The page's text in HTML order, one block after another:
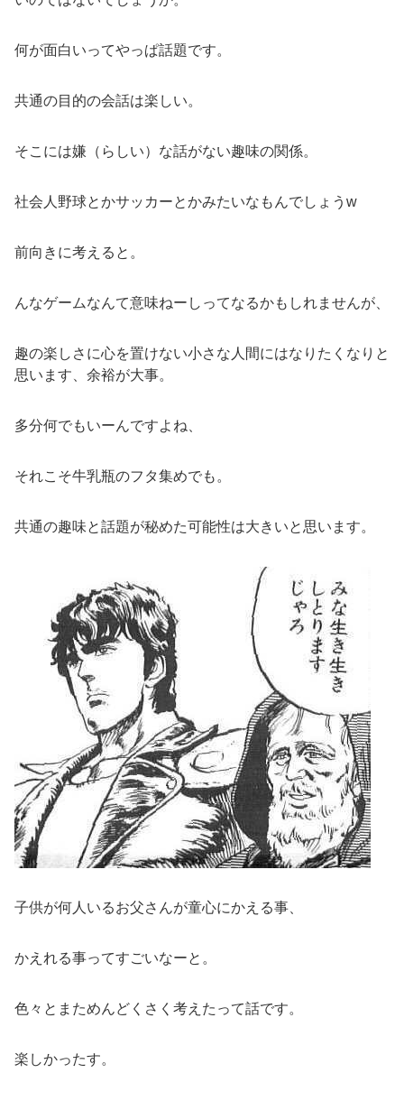
何が面白いってやっぱ話題です。
共通の目的の会話は楽しい。
そこには嫌（らしい）な話がない趣味の関係。
社会人野球とかサッカーとかみたいなもんでしょうw
前向きに考えると。
んなゲームなんて意味ねーしってなるかもしれませんが、
趣の楽しさに心を置けない小さな人間にはなりたくなりと
思います、余裕が大事。
多分何でもいーんですよね、
それこそ牛乳瓶のフタ集めでも。
共通の趣味と話題が秘めた可能性は大きいと思います。
子供が何人いるお父さんが童心にかえる事、
かえれる事ってすごいなーと。
色々とまためんどくさく考えたって話です。
楽しかったす。